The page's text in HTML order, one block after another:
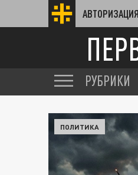
АВТОРИЗАЦИЯ
РУБРИКИ
ПОЛИТИКА